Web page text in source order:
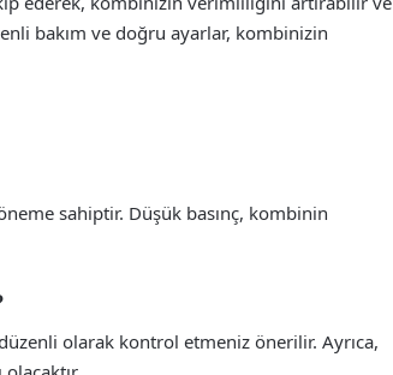
bakım ve doğru ayarlar, kombinizin
sahiptir. Düşük basınç, kombinin
olarak kontrol etmeniz önerilir. Ayrıca,